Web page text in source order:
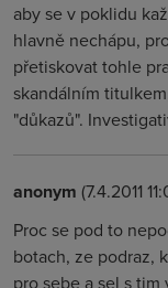
aby se v poklidu
hlavně nechápu,
přetiskovat tohle
skandálním
"důkazů".
anonym (7.4.2011
Proc se pod to
botach, ze podraz,
pro sebe a sel s